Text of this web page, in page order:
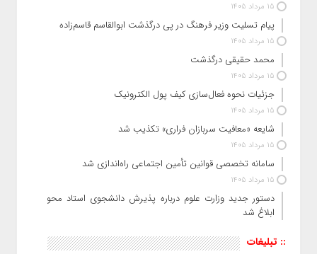
15 مرداد 1405
پیام تسلیت وزیر فرهنگ در پی درگذشت ابوالقاسم قاسم‌زاده
15 مرداد 1405
محمد حقیقی درگذشت
15 مرداد 1405
جزئیات نحوه فعال‌سازی کیف پول الکترونیک
15 مرداد 1405
شایعه «معافیت سربازان فراری» تکذیب شد
15 مرداد 1405
سامانه تخصصی قوانین تأمین اجتماعی راه‌اندازی شد
15 مرداد 1405
دستور جدید وزارت علوم درباره پذیرش دانشجوی استاد محور
ابلاغ شد
:: تبلیغات